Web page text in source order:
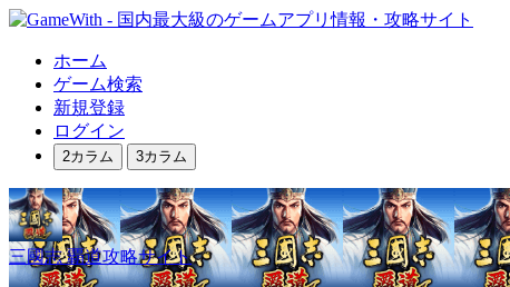
ホーム
ゲーム検索
新規登録
ログイン
2カラム 3カラム
三國志 覇道攻略サイト